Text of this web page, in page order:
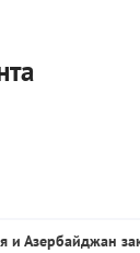
и Азербайджан